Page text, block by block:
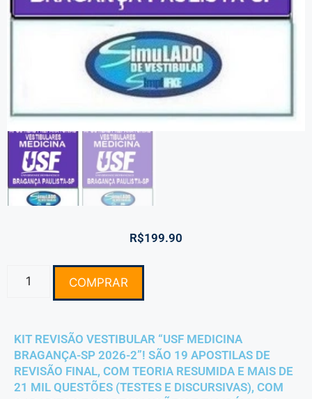
R$199.90
COMPRAR
KIT REVISÃO VESTIBULAR “USF MEDICINA
BRAGANÇA-SP 2026-2”! SÃO 19 APOSTILAS DE
REVISÃO FINAL, COM TEORIA RESUMIDA E MAIS DE
21 MIL QUESTÕES (TESTES E DISCURSIVAS), COM